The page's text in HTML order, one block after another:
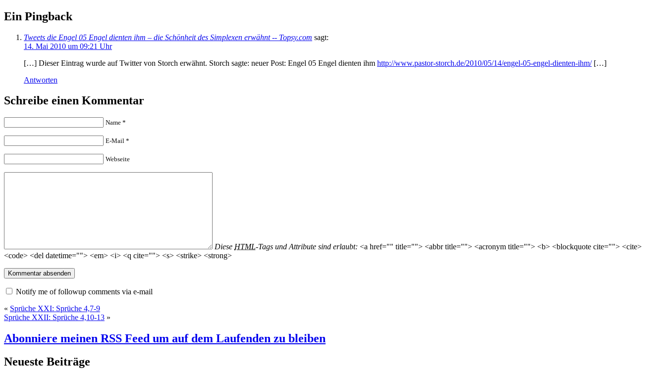
Ein Pingback
Tweets die Engel 05 Engel dienten ihm – die Schönheit des Simplexen erwähnt -- Topsy.com sagt:
14. Mai 2010 um 09:21 Uhr
[…] Dieser Eintrag wurde auf Twitter von Storch erwähnt. Storch sagte: neuer Post: Engel 05 Engel dienten ihm http://www.pastor-storch.de/2010/05/14/engel-05-engel-dienten-ihm/[…]
Antworten
Schreibe einen Kommentar
Name *
E-Mail *
Webseite
Diese HTML-Tags und Attribute sind erlaubt: <a href="" title=""> <abbr title=""> <acronym title=""> <b> <blockquote cite=""> <cite>
<code> <del datetime=""> <em> <i> <q cite=""> <s> <strike> <strong>
Notify me of followup comments via e-mail
« Sprüche XXI: Sprüche 4,7-9
Sprüche XXII: Sprüche 4,10-13 »
Abonniere meinen RSS Feed um auf dem Laufenden zu bleiben
Neueste Beiträge